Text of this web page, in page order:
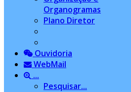
Organogramas
Plano Diretor
Ouvidoria
WebMail
...
Pesquisar...